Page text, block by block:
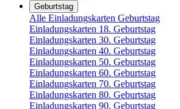
Geburtstag
Alle Einladungskarten Geburtstag
Einladungskarten 18. Geburtstag
Einladungskarten 30. Geburtstag
Einladungskarten 40. Geburtstag
Einladungskarten 50. Geburtstag
Einladungskarten 60. Geburtstag
Einladungskarten 70. Geburtstag
Einladungskarten 80. Geburtstag
Einladungskarten 90. Geburtstag